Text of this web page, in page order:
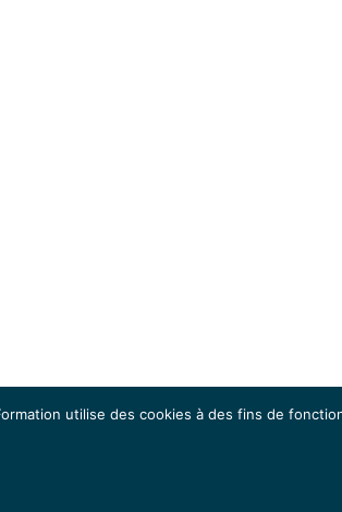
utilise des cookies à des fins de